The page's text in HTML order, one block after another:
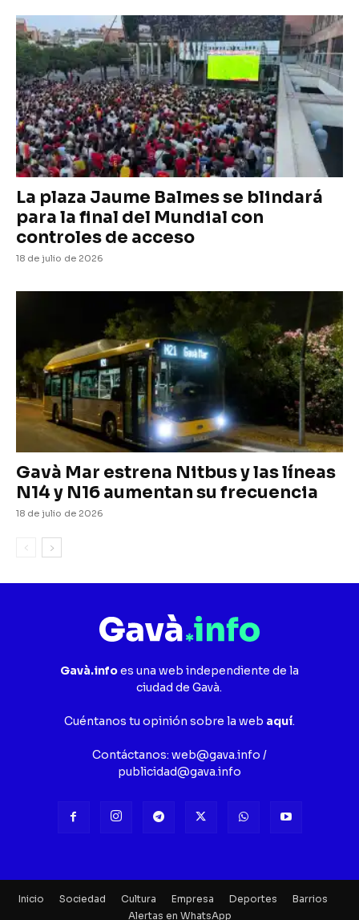
La plaza Jaume Balmes se blindará
para la final del Mundial con
controles de acceso
18 de julio de 2026
Gavà Mar estrena Nitbus y las líneas
N14 y N16 aumentan su frecuencia
18 de julio de 2026
Gavà.infoes una web independiente de la
ciudad de Gavà.
Cuéntanos tu opinión sobre la web aquí.
Contáctanos: web@gava.info /
publicidad@gava.info
Inicio Sociedad Cultura Empresa Deportes
Barrios
Alertas en WhatsApp